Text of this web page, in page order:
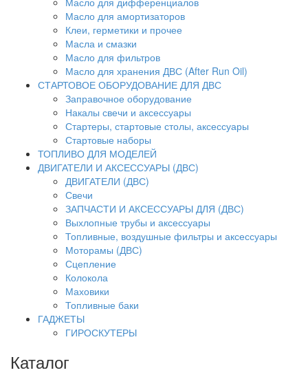
Масло для амортизаторов
Клеи, герметики и прочее
Масла и смазки
Масло для фильтров
Масло для хранения ДВС (After Run Oil)
СТАРТОВОЕ ОБОРУДОВАНИЕ ДЛЯ ДВС
Заправочное оборудование
Накалы свечи и аксессуары
Стартеры, стартовые столы, аксессуары
Стартовые наборы
ТОПЛИВО ДЛЯ МОДЕЛЕЙ
ДВИГАТЕЛИ И АКСЕССУАРЫ (ДВС)
ДВИГАТЕЛИ (ДВС)
Свечи
ЗАПЧАСТИ И АКСЕССУАРЫ ДЛЯ (ДВС)
Выхлопные трубы и аксессуары
Топливные, воздушные фильтры и аксессуары
Моторамы (ДВС)
Сцепление
Колокола
Маховики
Топливные баки
ГАДЖЕТЫ
ГИРОСКУТЕРЫ
Каталог